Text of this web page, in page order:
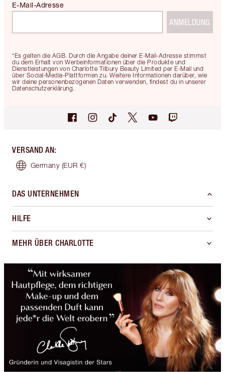
*Es gelten die AGB. Durch die Angabe deiner E-Mail-Adresse stimmst
du dem Erhalt von Werbeinformationen über die Produkte und
Dienstleistungen von Charlotte Tilbury Beauty Limited per E-Mail und
über Social-Media-Plattformen zu. Weitere Informationen darüber, wie
wir deine personenbezogenen Daten verwenden, findest du in unserer
Datenschutzerklärung.
E-Mail-Adresse
ANMELDUNG
VERSAND AN:
Germany (EUR €)
DAS UNTERNEHMEN
HILFE
MEHR ÜBER CHARLOTTE